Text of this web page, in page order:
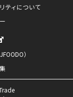
ティについて
）